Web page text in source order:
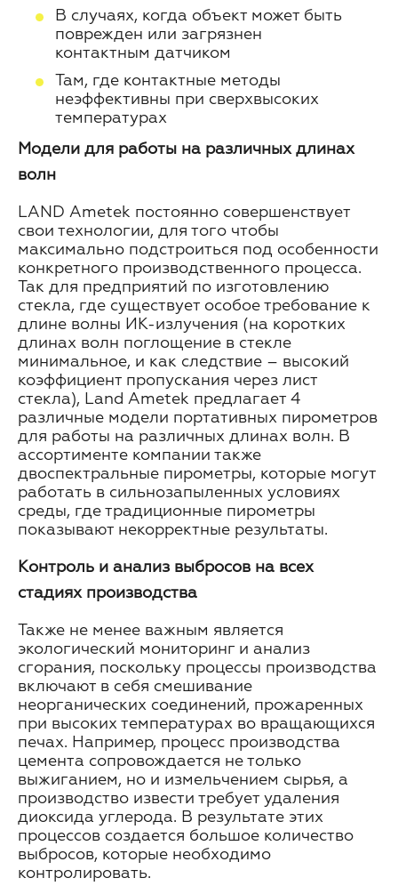
В случаях, когда объект может быть
поврежден или загрязнен
контактным датчиком
Там, где контактные методы
неэффективны при сверхвысоких
температурах
Модели для работы на различных длинах
волн
LAND Ametek постоянно совершенствует
свои технологии, для того чтобы
максимально подстроиться под особенности
конкретного производственного процесса.
Так для предприятий по изготовлению
стекла, где существует особое требование к
длине волны ИК-излучения (на коротких
длинах волн поглощение в стекле
минимальное, и как следствие – высокий
коэффициент пропускания через лист
стекла), Land Ametek предлагает 4
различные модели портативных пирометров
для работы на различных длинах волн. В
ассортименте компании также
двоспектральные пирометры, которые могут
работать в сильнозапыленных условиях
среды, где традиционные пирометры
показывают некорректные результаты.
Контроль и анализ выбросов на всех
стадиях производства
Также не менее важным является
экологический мониторинг и анализ
сгорания, поскольку процессы производства
включают в себя смешивание
неорганических соединений, прожаренных
при высоких температурах во вращающихся
печах. Например, процесс производства
цемента сопровождается не только
выжиганием, но и измельчением сырья, а
производство извести требует удаления
диоксида углерода. В результате этих
процессов создается большое количество
выбросов, которые необходимо
контролировать.